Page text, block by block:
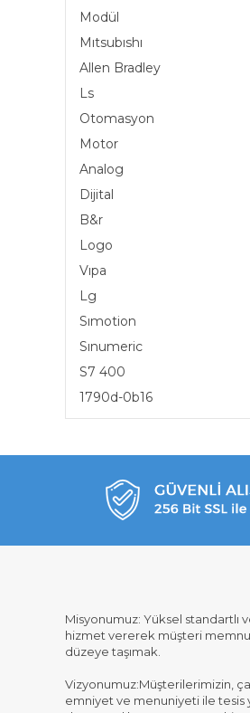
Modül
Mıtsubıshı
Allen Bradley
Ls
Otomasyon
Motor
Analog
Dijital
B&r
Logo
Vıpa
Lg
Sımotion
Sınumeric
S7 400
1790d-0b16
Misyonumuz: Yüksel standartlı
hizmet vererek müşteri
düzeye taşımak.
Vizyonumuz:Müşterilerimizin,
emniyet ve menuniyeti ile tesis